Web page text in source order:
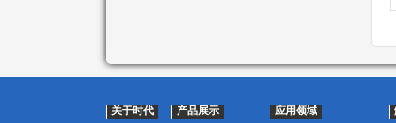
关于时代 产品展示 应用领域